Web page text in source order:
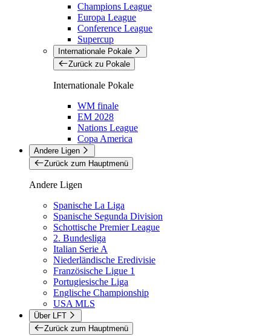
Champions League
Europa League
Conference League
Supercup
Internationale Pokale
Zurück zu Pokale
Internationale Pokale
WM finale
EM 2028
Nations League
Copa America
Andere Ligen
Zurück zum Hauptmenü
Andere Ligen
Spanische La Liga
Spanische Segunda Division
Schottische Premier League
2. Bundesliga
Italian Serie A
Niederländische Eredivisie
Französische Ligue 1
Portugiesische Liga
Englische Championship
USA MLS
Über LFT
Zurück zum Hauptmenü